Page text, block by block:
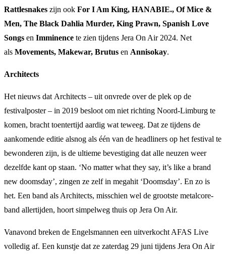
Rattlesnakes zijn ook For I Am King, HANABIE., Of Mice &
Men, The Black Dahlia Murder, King Prawn, Spanish Love
Songs en Imminence te zien tijdens Jera On Air 2024. Net
als Movements, Makewar, Brutus en Annisokay.
Architects
Het nieuws dat Architects – uit onvrede over de plek op de
festivalposter – in 2019 besloot om niet richting Noord-Limburg te
komen, bracht toentertijd aardig wat teweeg. Dat ze tijdens de
aankomende editie alsnog als één van de headliners op het festival te
bewonderen zijn, is de ultieme bevestiging dat alle neuzen weer
dezelfde kant op staan. ‘No matter what they say, it’s like a brand
new doomsday’, zingen ze zelf in megahit ‘Doomsday’. En zo is
het. Een band als Architects, misschien wel de grootste metalcore-
band allertijden, hoort simpelweg thuis op Jera On Air.
Vanavond breken de Engelsmannen een uitverkocht AFAS Live
volledig af. Een kunstje dat ze zaterdag 29 juni tijdens Jera On Air